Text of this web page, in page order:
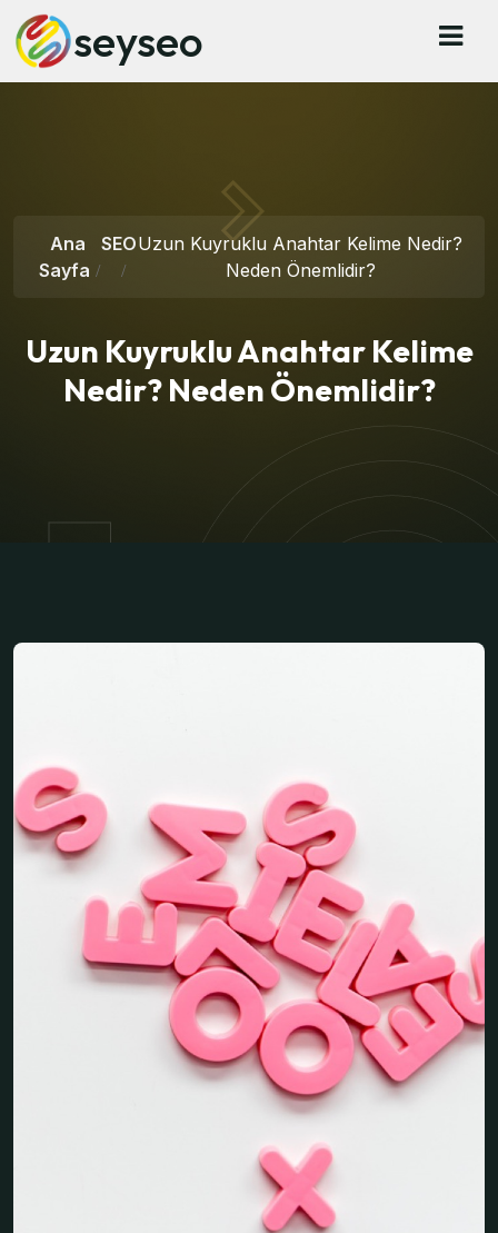
seyseo
Ana
Sayfa
SEOUzun Kuyruklu Anahtar Kelime Nedir?
Neden Önemlidir?
Uzun Kuyruklu Anahtar Kelime
Nedir? Neden Önemlidir?